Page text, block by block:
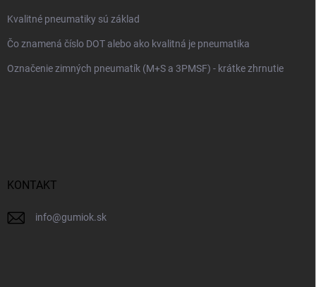
Kvalitné pneumatiky sú základ
Čo znamená číslo DOT alebo ako kvalitná je pneumatika
Označenie zimných pneumatík (M+S a 3PMSF) - krátke zhrnutie
KONTAKT
info@gumiok.sk